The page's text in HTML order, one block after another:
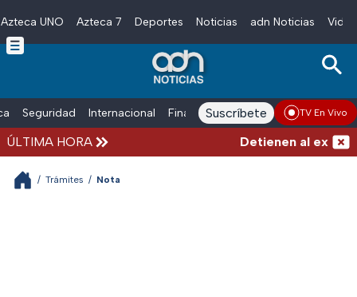
Skip to main content
Azteca UNO Azteca 7 Deportes Noticias adn Noticias
Seguridad Internacional Finanzas adn Noticias Radio
Suscríbete TV En Vivo
ÚLTIMA HORA Detienen al
/ Trámites / Nota